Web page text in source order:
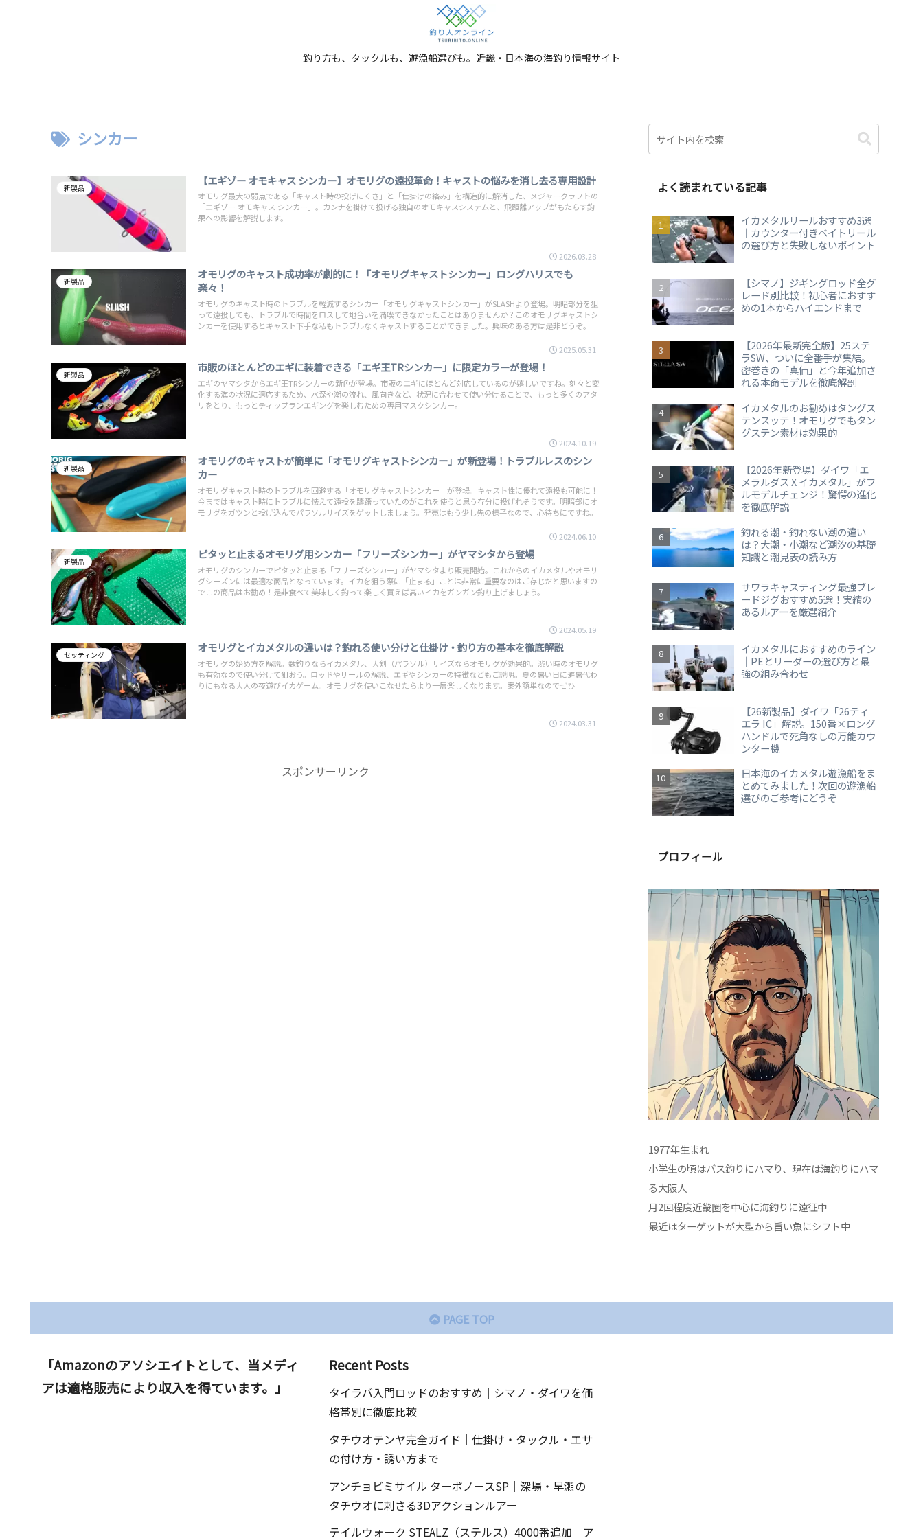
釣り方も、タックルも、遊漁船選びも。近畿・日本海の海釣り情報サイト
シンカー
新製品
【エギゾー オモキャス シンカー】オモリグの遠投革命！キャストの悩みを消し去る専用設計
オモリグ最大の弱点である「キャスト時の投げにくさ」と「仕掛けの絡み」を構造的に解消した、メジャークラフトの
「エギゾー オモキャス シンカー」。カンナを掛けて投げる独自のオモキャスシステムと、飛距離アップがもたらす釣
果への影響を解説します。
2026.03.28
新製品
オモリグのキャスト成功率が劇的に！「オモリグキャストシンカー」ロングハリスでも
楽々！
オモリグのキャスト時のトラブルを軽減するシンカー「オモリグキャストシンカー」がSLASHより登場。明暗部分を狙
って遠投しても、トラブルで時間をロスして地合いを満喫できなかったことはありませんか？このオモリグキャストシ
ンカーを使用するとキャスト下手な私もトラブルなくキャストすることができました。興味のある方は是非どうぞ。
2025.05.31
新製品
市販のほとんどのエギに装着できる「エギ王TRシンカー」に限定カラーが登場！
エギのヤマシタからエギ王TRシンカーの新色が登場。市販のエギにほとんど対応しているのが嬉しいですね。刻々と変
化する海の状況に適応するため、水深や潮の流れ、風向きなど、状況に合わせて使い分けることで、もっと多くのアタ
リをとり、もっとティップランエギングを楽しむための専用マスクシンカー。
2024.10.19
新製品
オモリグのキャストが簡単に「オモリグキャストシンカー」が新登場！トラブルレスのシン
カー
オモリグキャスト時のトラブルを回避する「オモリグキャストシンカー」が登場。キャスト性に優れて遠投も可能に！
今まではキャスト時にトラブルに怯えて遠投を躊躇っていたのがこれを使うと思う存分に投げれそうです。明暗部にオ
モリグをガツンと投げ込んでパラソルサイズをゲットしましょう。発売はもう少し先の様子なので、心待ちにですね。
2024.06.10
新製品
ピタッと止まるオモリグ用シンカー「フリーズシンカー」がヤマシタから登場
オモリグのシンカーでピタッと止まる「フリーズシンカー」がヤマシタより販売開始。これからのイカメタルやオモリ
グシーズンには最適な商品となっています。イカを狙う際に「止まる」ことは非常に重要なのはご存じだと思いますの
でこの商品はお勧め！是非食べて美味しく釣って楽しく買えば高いイカをガンガン釣り上げましょう。
2024.05.19
セッティング
オモリグとイカメタルの違いは？釣れる使い分けと仕掛け・釣り方の基本を徹底解説
オモリグの始め方を解説。数釣りならイカメタル、大剣（パラソル）サイズならオモリグが効果的。渋い時のオモリグ
も有効なので使い分けて狙おう。ロッドやリールの解説、エギやシンカーの特徴などもご説明。夏の暑い日に避暑代わ
りにもなる大人の夜遊びイカゲーム。オモリグを使いこなせたらより一層楽しくなります。案外簡単なのでぜひ
2024.03.31
スポンサーリンク
よく読まれている記事
イカメタルリールおすすめ3選
｜カウンター付きベイトリール
の選び方と失敗しないポイント
【シマノ】ジギングロッド全グ
レード別比較！初心者におすす
めの1本からハイエンドまで
【2026年最新完全版】25ステ
ラSW、ついに全番手が集結。
密巻きの「真価」と今年追加さ
れる本命モデルを徹底解剖
イカメタルのお勧めはタングス
テンスッテ！オモリグでもタン
グステン素材は効果的
【2026年新登場】ダイワ「エ
メラルダス X イカメタル」がフ
ルモデルチェンジ！驚愕の進化
を徹底解説
釣れる潮・釣れない潮の違い
は？大潮・小潮など潮汐の基礎
知識と潮見表の読み方
サワラキャスティング最強ブレ
ードジグおすすめ5選！実績の
あるルアーを厳選紹介
イカメタルにおすすめのライン
｜PEとリーダーの選び方と最
強の組み合わせ
【26新製品】ダイワ「26ティ
エラ IC」解説。150番×ロング
ハンドルで死角なしの万能カウ
ンター機
日本海のイカメタル遊漁船をま
とめてみました！次回の遊漁船
選びのご参考にどうぞ
プロフィール
1977年生まれ
小学生の頃はバス釣りにハマり、現在は海釣りにハマ
る大阪人
月2回程度近畿圏を中心に海釣りに遠征中
最近はターゲットが大型から旨い魚にシフト中
PAGE TOP
「Amazonのアソシエイトとして、当メディ
アは適格販売により収入を得ています。」
Recent Posts
タイラバ入門ロッドのおすすめ｜シマノ・ダイワを価
格帯別に徹底比較
タチウオテンヤ完全ガイド｜仕掛け・タックル・エサ
の付け方・誘い方まで
アンチョビミサイル ターボノースSP｜深場・早瀬の
タチウオに刺さる3Dアクションルアー
テイルウォーク STEALZ（ステルス）4000番追加｜ア